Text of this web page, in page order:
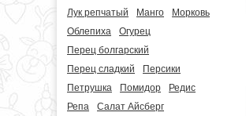
Лук репчатый
Манго
Морковь
Облепиха
Огурец
Перец болгарский
Перец сладкий
Персики
Петрушка
Помидор
Редис
Репа
Салат Айсберг